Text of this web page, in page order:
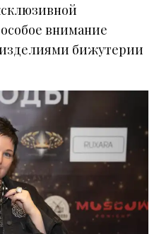
внимание
бижутерии